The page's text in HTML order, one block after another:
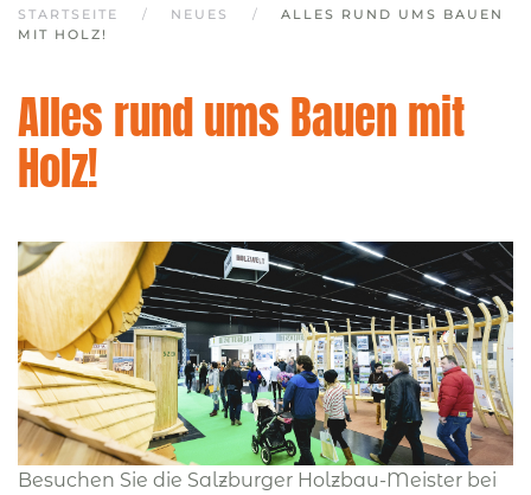
STARTSEITE NEUES
ALLES RUND UMS BAUEN
MIT HOLZ!
Alles rund ums Bauen mit
Holz!
Besuchen Sie die Salzburger Holzbau-Meister bei